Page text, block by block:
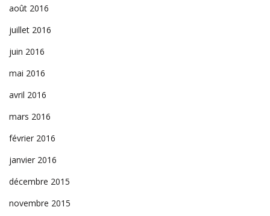
août 2016
juillet 2016
juin 2016
mai 2016
avril 2016
mars 2016
février 2016
janvier 2016
décembre 2015
novembre 2015